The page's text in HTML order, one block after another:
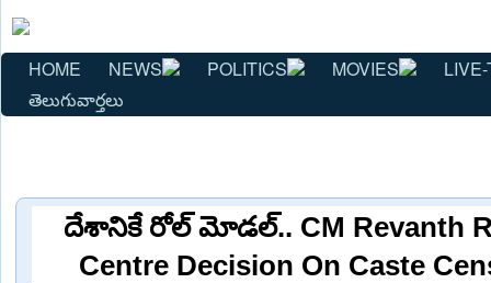
HOME NEWS POLITICS MOVIES
తెలుగువార్తలు
దేశానికే రోల్ మోడల్.. CM Revanth
Centre Decision On Caste